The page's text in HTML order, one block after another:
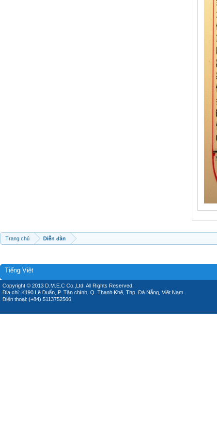
Trang chủ Diễn đàn
Tiếng Việt
Copyright © 2013 D.M.E.C Co.,Ltd, All Rights Reserved.
Địa chỉ: K190 Lê Duẩn, P. Tân chính, Q. Thanh Khê, Thp. Đà Nẵng, Việt Nam.
Điện thoại: (+84) 5113752506